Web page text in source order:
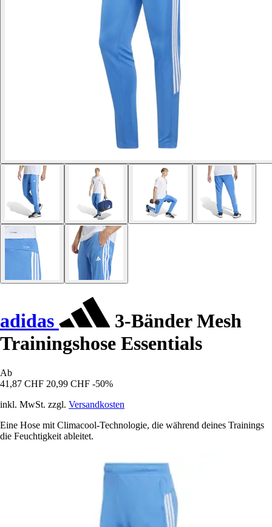
adidas
3-Bänder Mesh
Trainingshose Essentials
Ab
41,87 CHF 20,99 CHF -50%
inkl. MwSt. zzgl. Versandkosten
Eine Hose mit Climacool-Technologie, die während deines Trainings
die Feuchtigkeit ableitet.